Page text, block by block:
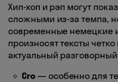
Хип-хоп и рэп могут
сложными из-за темпа,
современные немецкие
произносят тексты
актуальный
Cro— особенно для